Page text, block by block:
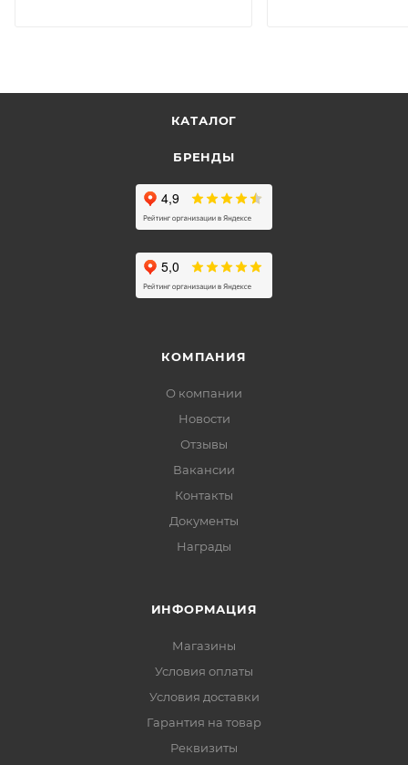
КАТАЛОГ
БРЕНДЫ
КОМПАНИЯ
О компании
Новости
Отзывы
Вакансии
Контакты
Документы
Награды
ИНФОРМАЦИЯ
Магазины
Условия оплаты
Условия доставки
Гарантия на товар
Реквизиты